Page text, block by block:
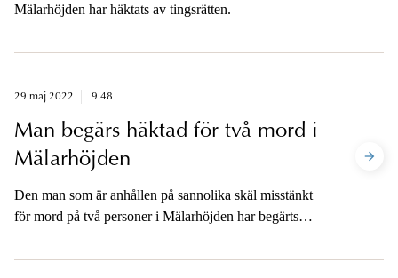
Mälarhöjden har häktats av tingsrätten.
29 maj 2022 9.48
Man begärs häktad för två mord i
Mälarhöjden
Den man som är anhållen på sannolika skäl misstänkt
för mord på två personer i Mälarhöjden har begärts